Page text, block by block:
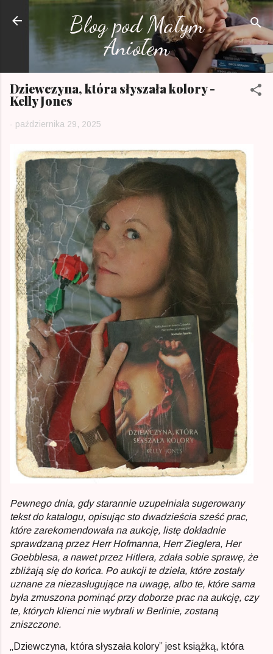
Przejdź do głównej zawartości
Blog pod Małym
Aniołem
Dziewczyna, która słyszała kolory -
Kelly Jones
- października 29, 2025
Pewnego dnia, gdy starannie uzupełniała sugerowany
tekst do katalogu, opisując sto dwadzieścia sześć prac,
które zarekomendowała na aukcję, listę dokładnie
sprawdzaną przez Herr Hofmanna, Herr Zieglera, Her
Goebblesa, a nawet przez Hitlera, zdała sobie sprawę, że
zbliżają się do końca. Po aukcji te dzieła, które zostały
uznane za niezasługujące na uwagę, albo te, które sama
była zmuszona pominąć przy doborze prac na aukcję, czy
te, których klienci nie wybrali w Berlinie, zostaną
zniszczone.
„Dziewczyna, która słyszała kolory” jest książką, która